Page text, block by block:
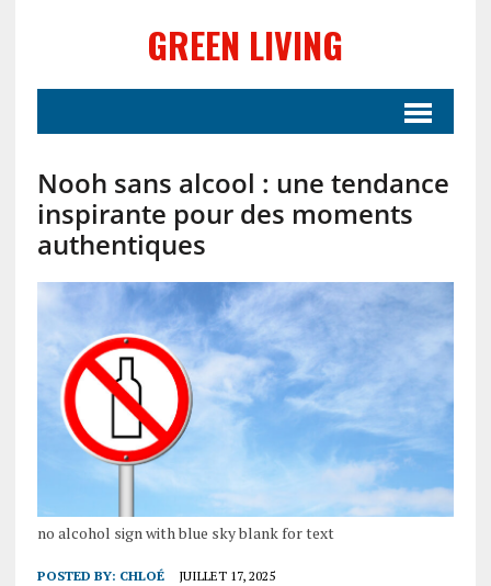
GREEN LIVING
Nooh sans alcool : une tendance
inspirante pour des moments
authentiques
no alcohol sign with blue sky blank for text
POSTED BY: CHLOÉ JUILLET 17, 2025